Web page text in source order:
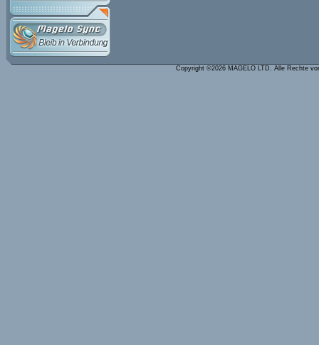
Copyright ©2026 MAGELO LTD. Alle Rechte